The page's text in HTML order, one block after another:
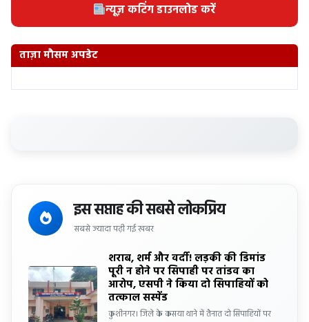
न्यूज़ कटिंग डाउनलोड करें
ताज़ा मौसम अपडेट
इस सप्ताह की सबसे लोकप्रिय
सबसे ज्यादा पढ़ी गई खबर
शराब, शर्म और वर्दी! लड़की की डिमांड
पूरी न होने पर सिपाही पर तांडव का
आरोप, एसपी ने किया दो सिपाहियों को
तत्काल सस्पेंड
कुशीनगर। जिले के कसया थाने में तैनात दो सिपाहियों पर